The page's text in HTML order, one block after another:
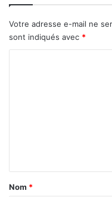
Votre adresse e-mail ne
sont indiqués avec *
a
Nom *